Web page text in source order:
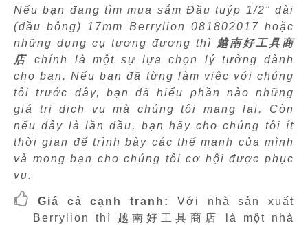
Nếu bạn đang tìm mua sắm Đầu tuýp 1/2" dài
(đầu bông) 17mm Berrylion 081802017 hoặc
những dụng cụ tương đương thì
越南好工具商
店
chính là một sự lựa chọn lý tưởng dành
cho bạn. Nếu bạn đã từng làm việc với chúng
tôi trước đây, bạn đã hiểu phần nào những
giá trị dịch vụ mà chúng tôi mang lại. Còn
nếu đây là lần đầu, bạn hãy cho chúng tôi ít
thời gian để trình bày các thế mạnh của mình
và mong bạn cho chúng tôi cơ hội được phục
vụ.
Giá cả cạnh tranh:
Với nhà sản xuất
Berrylion thì 越南好工具商店 là một nhà